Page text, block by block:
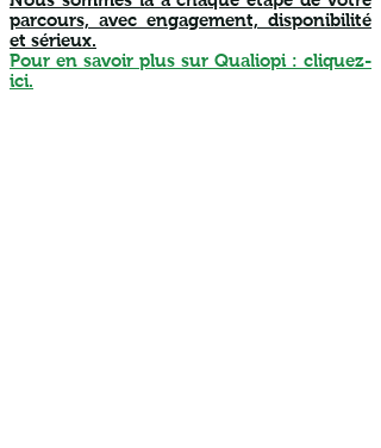
parcours, avec engagement, disponibilité
et sérieux.
Pour en savoir plus sur Qualiopi : cliquez-
ici.